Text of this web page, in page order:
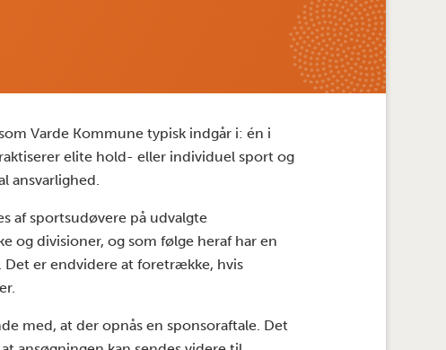
Varde Kommune typisk indgår i: én i
elite hold- eller individuel sport og
ansvarlighed.
af sportsudøvere på udvalgte
og divisioner, og som følge heraf har en
Det er endvidere at foretrække, hvis
med, at der opnås en sponsoraftale. Det